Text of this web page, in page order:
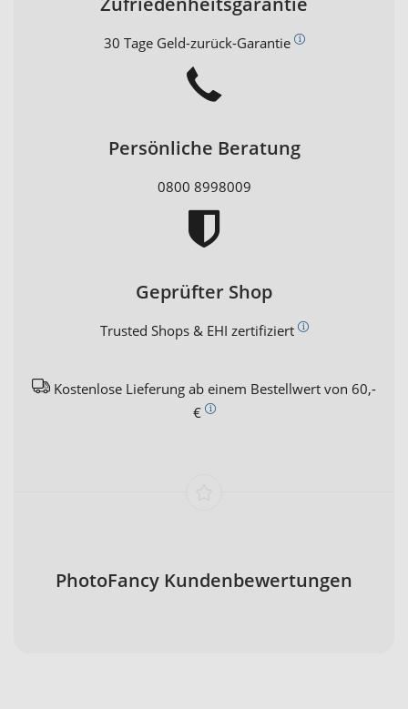
30 Tage Geld-zurück-Garantie
Persönliche Beratung
0800 8998009
Geprüfter Shop
Trusted Shops & EHI zertifiziert
Kostenlose Lieferung ab einem Bestellwert von 60,-
€
PhotoFancy Kundenbewertungen